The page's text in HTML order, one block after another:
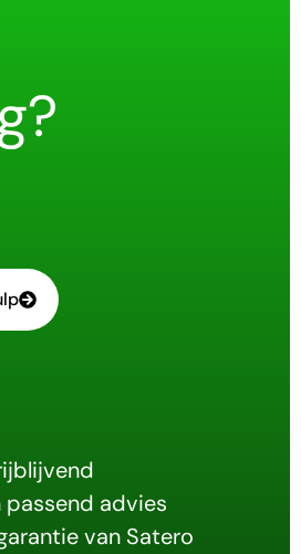
passend advies
van Satero